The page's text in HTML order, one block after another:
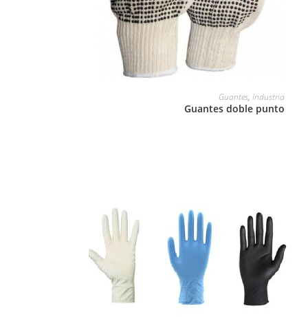
Guantes,Industria
Guantes doble punto